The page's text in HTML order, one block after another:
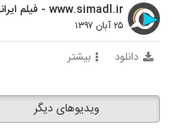
۲۵ آبان ۱۳۹۷
دانلود بیشتر
ویدیوهای دیگر